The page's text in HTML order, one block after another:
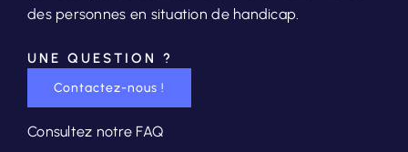
des personnes en situation de handicap.
UNE QUESTION ?
Contactez-nous !
Consultez notre FAQ